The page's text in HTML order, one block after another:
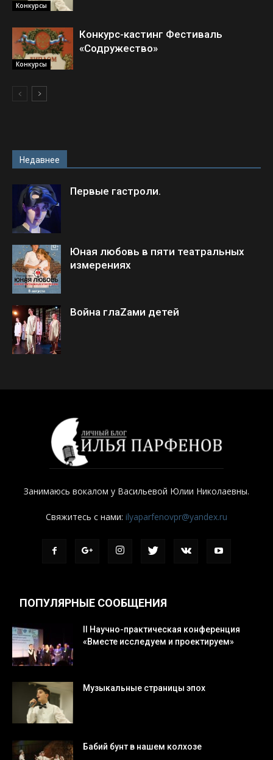
Конкурсы
Конкурсы
Конкурс-кастинг Фестиваль
«Содружество»
Недавнее
Первые гастроли.
Юная любовь в пяти театральных
измерениях
Война глаZами детей
Занимаюсь вокалом у Васильевой Юлии Николаевны.
Свяжитесь с нами: ilyaparfenovpr@yandex.ru
ПОПУЛЯРНЫЕ СООБЩЕНИЯ
II Научно-практическая конференция
«Вместе исследуем и проектируем»
Музыкальные страницы эпох
Бабий бунт в нашем колхозе